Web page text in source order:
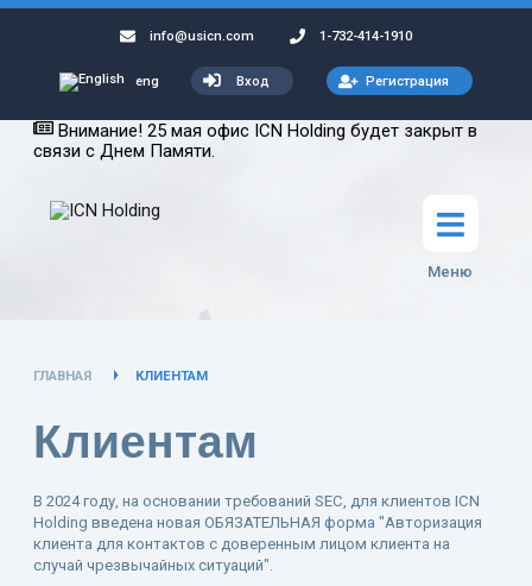
info@usicn.com 1-732-414-1910
eng Вход Регистрация
Внимание! 25 мая офис ICN Holding будет закрыт в
связи с Днем Памяти.
Меню
ГЛАВНАЯ КЛИЕНТАМ
Клиентам
В 2024 году, на основании требований SEC, для клиентов ICN
Holding введена новая ОБЯЗАТЕЛЬНАЯ форма "Авторизация
клиента для контактов с доверенным лицом клиента на
случай чрезвычайных ситуаций".